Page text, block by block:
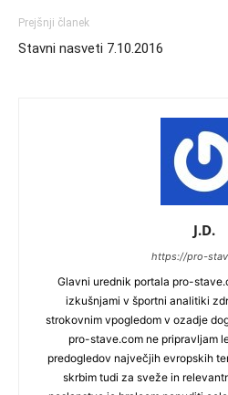
Prejšnji članek
Stavni nasveti 7.10.2016
J.D.
https://pro-
Glavni urednik portala pro-
izkušnjami v športni analitiki
strokovnim vpogledom v ozadje
pro-stave.com ne pripravljam
predogledov največjih evropskih
skrbim tudi za sveže in